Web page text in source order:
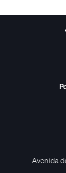
Avenida